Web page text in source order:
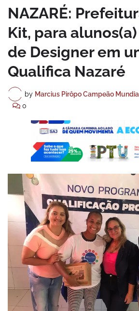
NAZARÉ:
Kit, para
de Designer em
Qualifica Nazaré
by Marcius Pirôpo Campeão
0